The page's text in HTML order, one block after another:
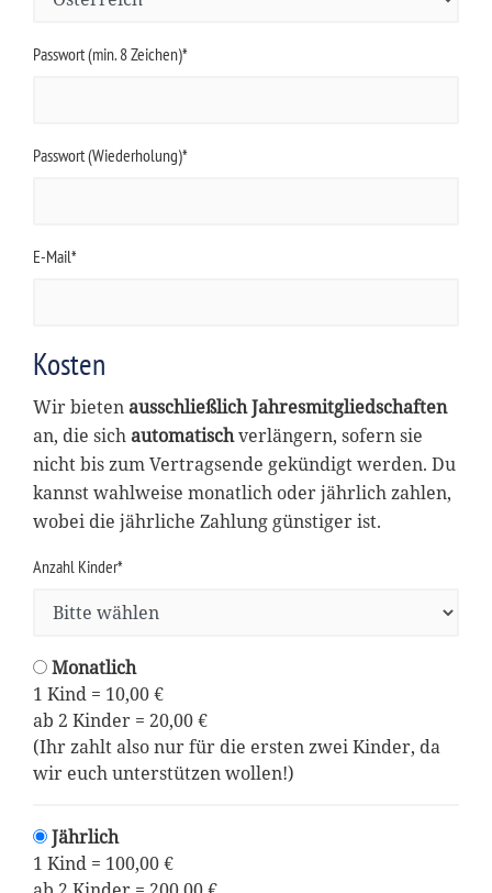
Passwort (min. 8 Zeichen)*
Passwort (Wiederholung)*
E-Mail*
Kosten
Wir bietenausschließlich Jahresmitgliedschaften
an, die sichautomatischverlängern, sofern sie
nicht bis zum Vertragsende gekündigt werden. Du
kannst wahlweise monatlich oder jährlich zahlen,
wobei die jährliche Zahlung günstiger ist.
Anzahl Kinder*
Monatlich
1 Kind = 10,00 €
ab 2 Kinder = 20,00 €
(Ihr zahlt also nur für die ersten zwei Kinder, da
wir euch unterstützen wollen!)
Jährlich
1 Kind = 100,00 €